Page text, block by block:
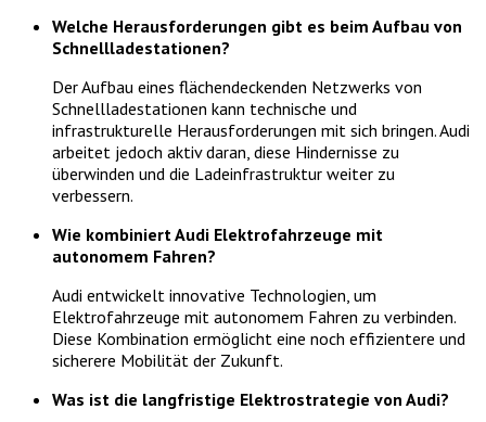
Welche Herausforderungen gibt es beim Aufbau von
Schnellladestationen?
Der Aufbau eines flächendeckenden Netzwerks von
Schnellladestationen kann technische und
infrastrukturelle Herausforderungen mit sich bringen. Audi
arbeitet jedoch aktiv daran, diese Hindernisse zu
überwinden und die Ladeinfrastruktur weiter zu
verbessern.
Wie kombiniert Audi Elektrofahrzeuge mit
autonomem Fahren?
Audi entwickelt innovative Technologien, um
Elektrofahrzeuge mit autonomem Fahren zu verbinden.
Diese Kombination ermöglicht eine noch effizientere und
sicherere Mobilität der Zukunft.
Was ist die langfristige Elektrostrategie von Audi?